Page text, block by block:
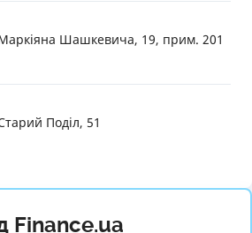
Шашкевича, 19, прим. 201
Поділ, 51
Finance.ua